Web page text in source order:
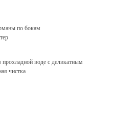
по бокам
воде с деликатным
чистка